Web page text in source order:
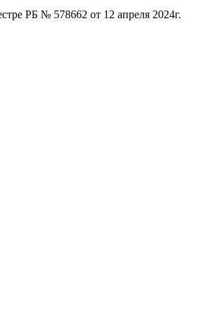
РБ № 578662 от 12 апреля 2024г.